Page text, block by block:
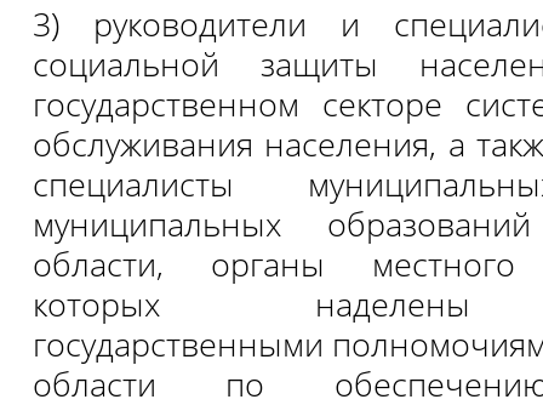
3) руководители и
социальной защиты
государственном секторе
обслуживания населения, а
специалисты
муниципальных
области, органы местного
которых наделены
государственными
области по